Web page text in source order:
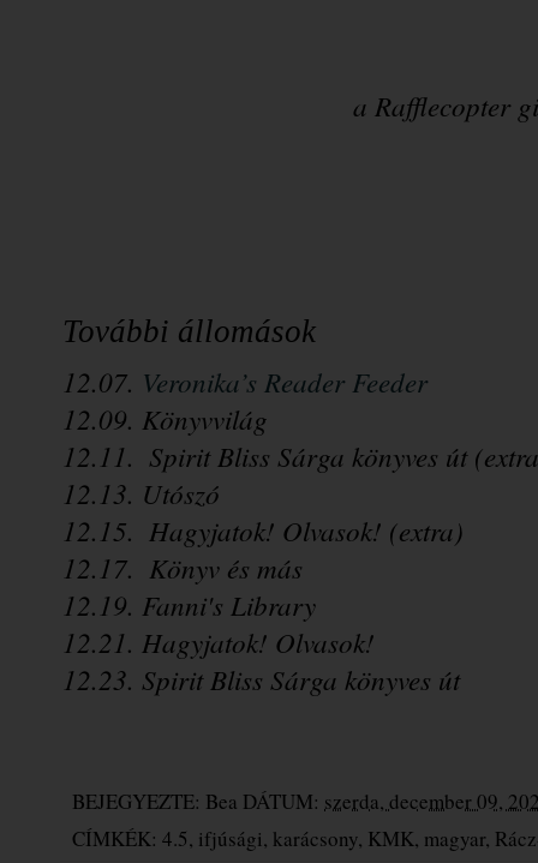
a Rafflecopter
További állomások
12.07. Veronika’s Reader Feeder
12.09. Könyvvilág
12.11.  Spirit Bliss Sárga könyves út
12.13. Utószó
12.15.  Hagyjatok! Olvasok! (extra)
12.17.  Könyv és más
12.19. Fanni's Library
12.21. Hagyjatok! Olvasok!
12.23. Spirit Bliss Sárga könyves út
BEJEGYEZTE: Bea DÁTUM: szerda, december 09,
CÍMKÉK: 4.5, ifjúsági, karácsony, KMK, magyar,